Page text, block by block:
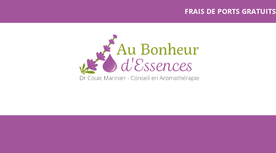
FRAIS DE PORTS GRATUITS